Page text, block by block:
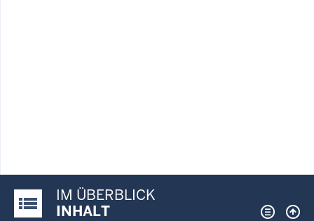
Justiz-Portal im Überblick:
IM ÜBERBLICK
INHALT